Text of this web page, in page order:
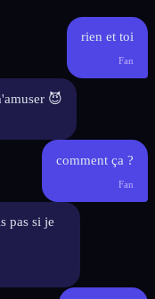
rien et toi
Fan
😈
comment ça ?
Fan
pas si je